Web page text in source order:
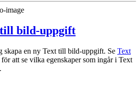
image
till bild-uppgift
skapa en ny Text till bild-uppgift. Se Text
för att se vilka egenskaper som ingår i Text